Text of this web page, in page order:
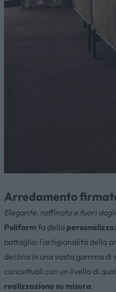
Arredamento
Elegante, raffinato e fuori
Poliform fa della
battaglia: l’artigianalità della
declina in una vasta gamma di
concettuali con un livello di
realizzazione su misura.